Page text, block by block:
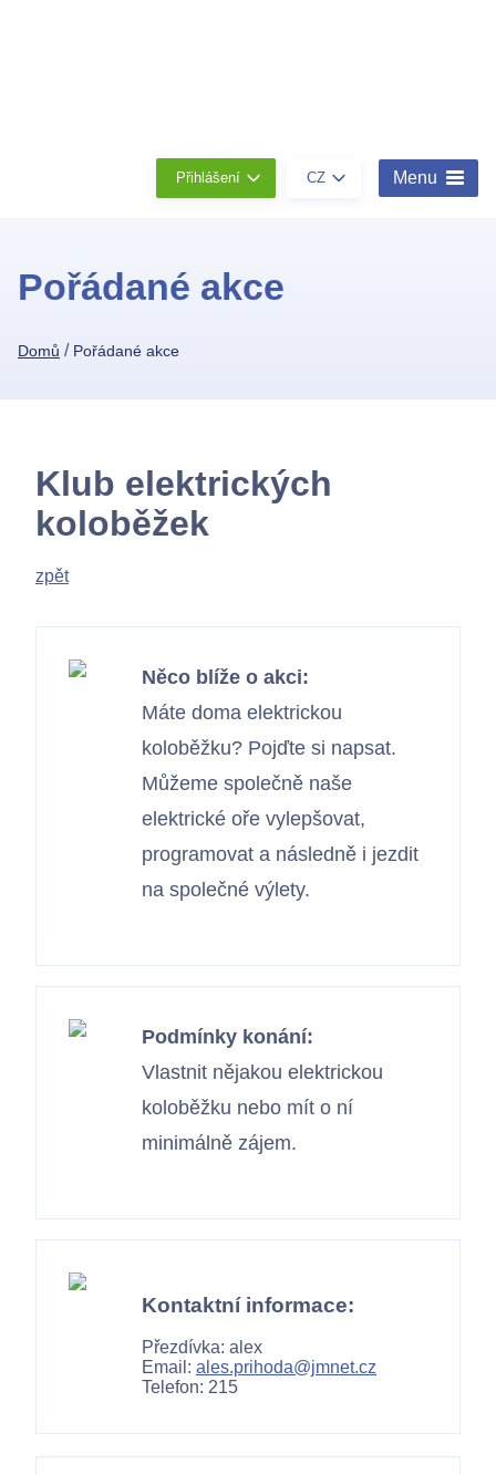
Přihlášení CZ Menu
Pořádané akce
Domů / Pořádané akce
Klub elektrických
koloběžek
zpět
Něco blíže o akci:
Máte doma elektrickou
koloběžku? Pojďte si napsat.
Můžeme společně naše
elektrické oře vylepšovat,
programovat a následně i jezdit
na společné výlety.
Podmínky konání:
Vlastnit nějakou elektrickou
koloběžku nebo mít o ní
minimálně zájem.
Kontaktní informace:
Přezdívka: alex
Email: ales.prihoda@jmnet.cz
Telefon: 215